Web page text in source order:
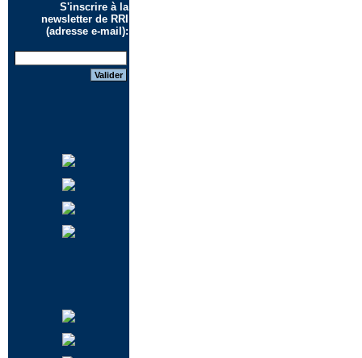
S'inscrire à la
newsletter de RRI
(adresse e-mail):